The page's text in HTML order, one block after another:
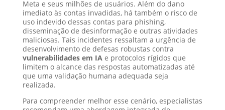
Meta e seus milhões de usuários. Além do dano
imediato às contas invadidas, há também o risco de
uso indevido dessas contas para phishing,
disseminação de desinformação e outras atividades
maliciosas. Tais incidentes ressaltam a urgência de
desenvolvimento de defesas robustas contra
vulnerabilidades em IAe protocolos rígidos que
limitem o alcance das respostas automatizadas até
que uma validação humana adequada seja
realizada.
Para compreender melhor esse cenário, especialistas